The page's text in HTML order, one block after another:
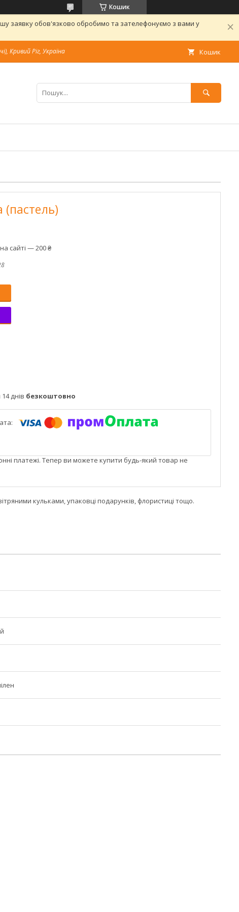
Кошик
заявку обов'язково обробимо та зателефонуємо з вами у
Кривий Ріг, Україна Кошик
(пастель)
сайті — 200 ₴
днів безкоштовно
платежі. Тепер ви можете купити будь-який товар не
кульками, упаковці подарунків, флористиці тощо.